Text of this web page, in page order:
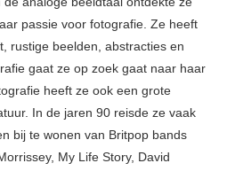
passie voor fotografie. Ze heeft
rustige beelden, abstracties en
gaat ze op zoek gaat naar haar
heeft ze ook een grote
In de jaren 90 reisde ze vaak
bij te wonen van Britpop bands
My Life Story, David